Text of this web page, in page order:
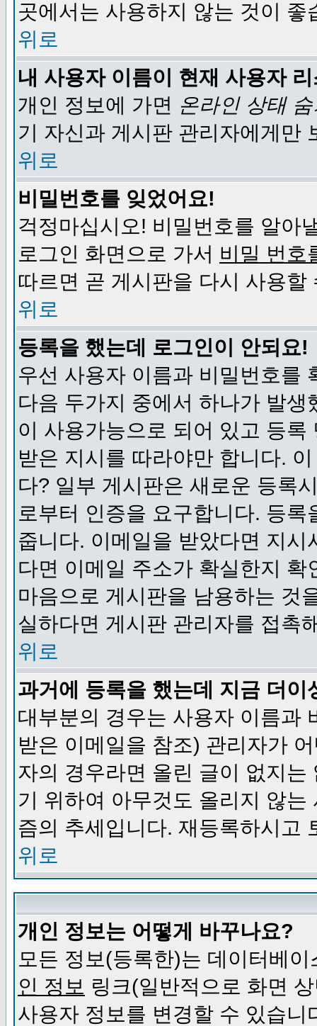
곳에서는 사용하지 않는 것이 좋
위로
내 사용자 이름이 현재 사용자
개인 정보에 가면 온라인 상태
기 자신과 게시판 관리자에게만
위로
비밀번호를 잊었어요!
걱정마십시오! 비밀번호를 알아
로그인 화면으로 가서 비밀 번호
따르면 곧 게시판을 다시 사용할
위로
등록을 했는데 로그인이 안되요!
우선 사용자 이름과 비밀번호를
다음 두가지 중에서 하나가 발
이 사용가능으로 되어 있고 등
받은 지시를 따라야만 합니다.
다? 일부 게시판은 새로운 등록
로부터 인증을 요구합니다. 등
줍니다. 이메일을 받았다면 지
다면 이메일 주소가 확실한지
마음으로 게시판을 남용하는 것
실하다면 게시판 관리자를 접촉
위로
과거에 등록을 했는데 지금 더
대부분의 경우는 사용자 이름과
받은 이메일을 참조) 관리자가
자의 경우라면 올린 글이 없지
기 위하여 아무것도 올리지 않
즘의 추세입니다. 재등록하시고
위로
개인 정보는 어떻게 바꾸나요?
모든 정보(등록한)는 데이터베
인 정보 링크(일반적으로 화면
사용자 정보를 변경할 수 있습니